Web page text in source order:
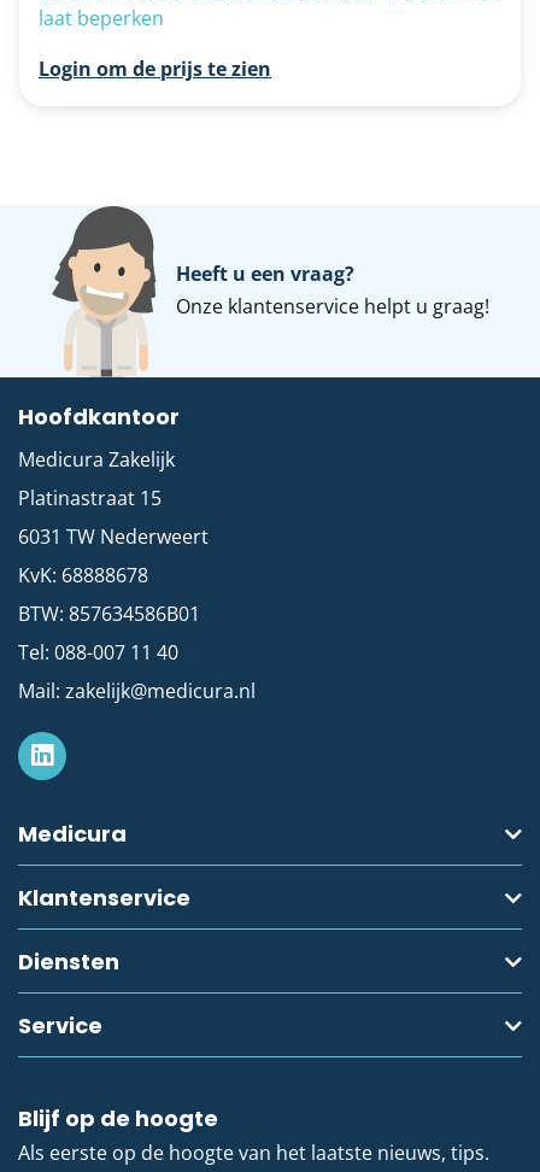
laat beperken
Login om de prijs te zien
Heeft u een vraag?
Onze klantenservicehelpt u graag!
Hoofdkantoor
Medicura Zakelijk
Platinastraat 15
6031 TW Nederweert
KvK: 68888678
BTW: 857634586B01
Tel: 088-007 11 40
Mail: zakelijk@medicura.nl
Medicura
Klantenservice
Diensten
Service
Blijf op de hoogte
Als eerste op de hoogte van het laatste nieuws, tips.